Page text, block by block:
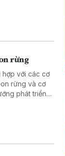
rừng
hợp với các cơ
rừng và cơ
phát triển